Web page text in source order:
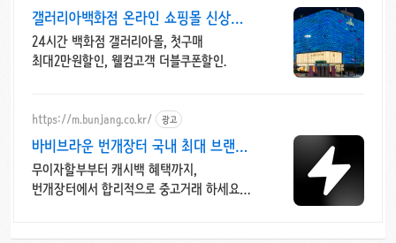
갤러리아백화점 온라인 쇼핑몰 신상
인기 뷰티
24시간 백화점 갤러리아몰, 첫구매
최대2만원할인, 웰컴고객 더블쿠폰할인.
https://m.bunjang.co.kr/ 광고
바비브라운 번개장터 국내 최대 브랜드
중고거래
무이자할부부터 캐시백 혜택까지,
번개장터에서 합리적으로 중고거래 하세요